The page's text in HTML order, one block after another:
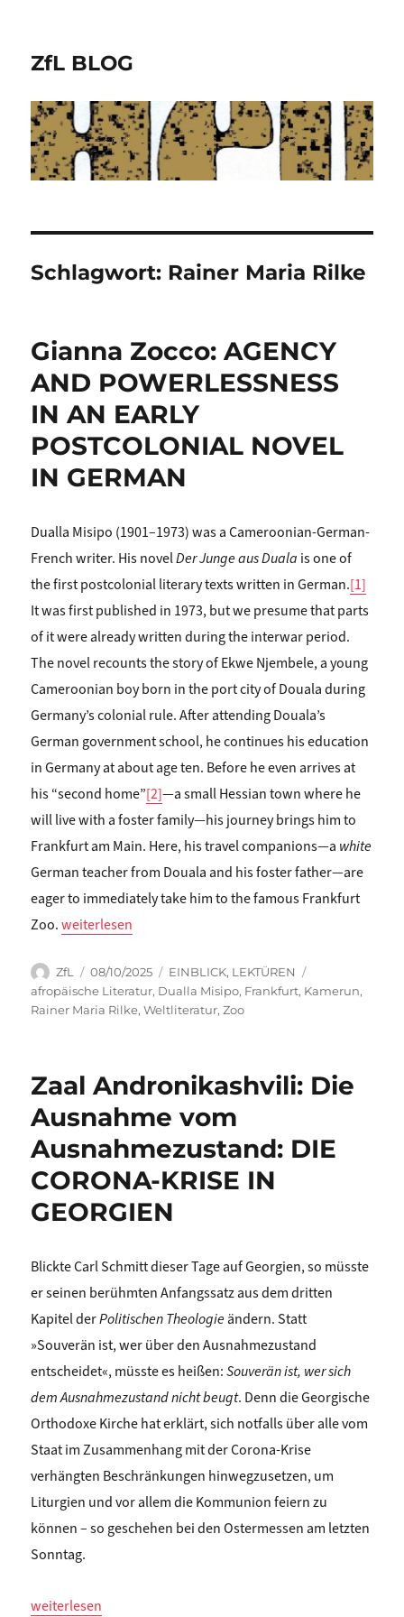
ZfL BLOG
Schlagwort: Rainer Maria Rilke
Gianna Zocco: AGENCY
AND POWERLESSNESS
IN AN EARLY
POSTCOLONIAL NOVEL
IN GERMAN
Dualla Misipo (1901–1973) was a Cameroonian-German-
French writer. His novelDer Junge aus Duala is one of
the first postcolonial literary texts written in German.[1]
It was first published in 1973, but we presume that parts
of it were already written during the interwar period.
The novel recounts the story of Ekwe Njembele, a young
Cameroonian boy born in the port city of Douala during
Germany’s colonial rule. After attending Douala’s
German government school, he continues his education
in Germany at about age ten. Before he even arrives at
his “second home”[2]—a small Hessian town where he
will live with a foster family—his journey brings him to
Frankfurt am Main. Here, his travel companions—a white
German teacher from Douala and his foster father—are
eager to immediately take him to the famous Frankfurt
Zoo.„Gianna Zocco: AGENCY AND POWERLESSNESS IN AN
weiterlesen
Autor
ZfL
Veröffentlicht
am
08/10/2025 Kategorien
EINBLICK, LEKTÜREN
afropäische Literatur, Dualla Misipo, Frankfurt, Kamerun,
Rainer Maria Rilke,Weltliteratur,Zoo
Zaal Andronikashvili: Die
Ausnahme vom
Ausnahmezustand: DIE
CORONA-KRISE IN
GEORGIEN
Blickte Carl Schmitt dieser Tage auf Georgien, so müsste
er seinen berühmten Anfangssatz aus dem dritten
Kapitel derPolitischen Theologieändern. Statt
»Souverän ist, wer über den Ausnahmezustand
entscheidet«, müsste es heißen:Souverän ist, wer sich
dem Ausnahmezustand nicht beugt. Denn die Georgische
Orthodoxe Kirche hat erklärt, sich notfalls über alle vom
Staat im Zusammenhang mit der Corona-Krise
verhängten Beschränkungen hinwegzusetzen, um
Liturgien und vor allem die Kommunion feiern zu
können – so geschehen bei den Ostermessen am letzten
Sonntag.
„Zaal Andronikashvili: Die Ausnahme vom Ausnahmezustand:
weiterlesen